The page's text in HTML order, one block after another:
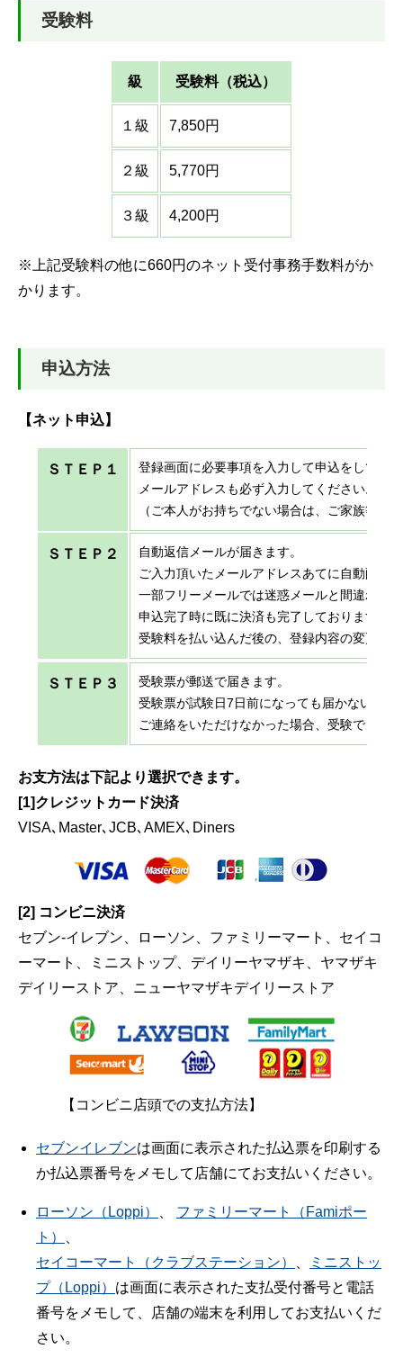
受験料
級 受験料（税込）
１級 7,850円
２級 5,770円
３級 4,200円
※上記受験料の他に660円のネット受付事務手数料がか
かります。
申込方法
【ネット申込】
ＳＴＥＰ１
登録画面に必要事項を入力して申込をしてく
メールアドレスも必ず入力してください。
（ご本人がお持ちでない場合は、ご家族等連
ＳＴＥＰ２
自動返信メールが届きます。
ご入力頂いたメールアドレスあてに自動配信
一部フリーメールでは迷惑メールと間違われ
申込完了時に既に決済も完了しておりますの
受験料を払い込んだ後の、登録内容の変更、
ＳＴＥＰ３
受験票が郵送で届きます。
受験票が試験日7日前になっても届かない場合
ご連絡をいただけなかった場合、受験できな
お支方法は下記より選択できます。
[1]クレジットカード決済
VISA､Master､JCB､AMEX､Diners
[2] コンビニ決済
セブン-イレブン、ローソン、ファミリーマート、セイコ
ーマート、ミニストップ、デイリーヤマザキ、ヤマザキ
デイリーストア、ニューヤマザキデイリーストア
【コンビニ店頭での支払方法】
セブンイレブンは画面に表示された払込票を印刷する
か払込票番号をメモして店舗にてお支払いください。
ローソン（Loppi）
ファミリーマート（Famiポー
ト）
セイコーマート（クラブステーション）
ミニストッ
プ（Loppi） は画面に表示された支払受付番号と電話
番号をメモして、店舗の端末を利用してお支払いくだ
さい。